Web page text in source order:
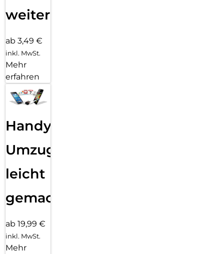
weiter
ab 3,49 €
inkl. MwSt.
Mehr
erfahren
Handy
Umzug
leicht
gemacht!
ab 19,99 €
inkl. MwSt.
Mehr